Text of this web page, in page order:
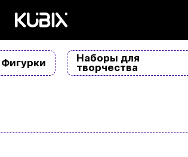
Фигурки
Наборы для
творчества